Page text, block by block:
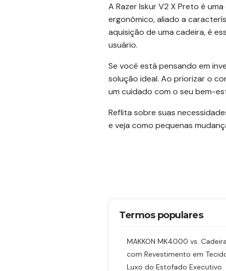
A Razer Iskur V2 X Preto é
ergonômico, aliado a
aquisição de uma cadeira, é
usuário.
Se você está pensando em
solução ideal. Ao priorizar o
um cuidado com o seu bem-
Reflita sobre suas
e veja como pequenas
Termos populares
MAKKON MK4000 vs.
com Revestimento em
Luxo do Estofado Executivo